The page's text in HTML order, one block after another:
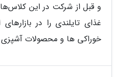
و قبل از شرکت در این
غذای تایلندی را در
خوراکی ها و محصولات